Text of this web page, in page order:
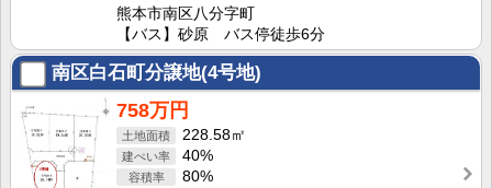
熊本市南区八分字町
【バス】砂原 バス停徒歩6分
南区白石町分譲地(4号地)
758万円
228.58㎡
40%
80%